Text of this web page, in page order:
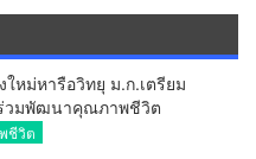
ใหม่หารือวิทยุ ม.ก.เตรียม
วมพัฒนาคุณภาพชีวิต
อสารข้อมูลถูกต้องขับเคลื่อน
ชีวิต